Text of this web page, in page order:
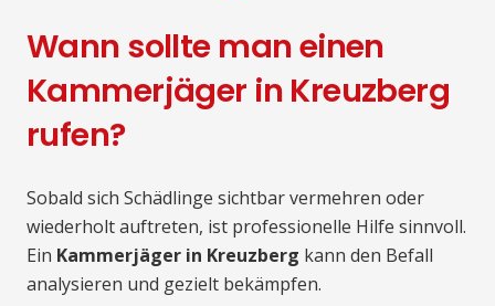
Wann sollte man einen
Kammerjäger in Kreuzberg
rufen?
Sobald sich Schädlinge sichtbar vermehren oder
wiederholt auftreten, ist professionelle Hilfe sinnvoll.
Ein Kammerjäger in Kreuzberg kann den Befall
analysieren und gezielt bekämpfen.